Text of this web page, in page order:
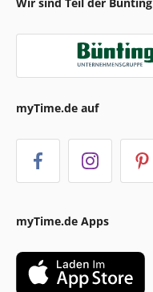
myTime.de auf
myTime.de Apps